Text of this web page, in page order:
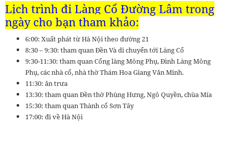
Lịch trình đi Làng Cổ Đường Lâm trong
ngày cho bạn tham khảo:
6:00: Xuất phát từ Hà Nội theo đường 21
8:30 – 9:30: tham quan Đền Và di chuyển tới Làng Cổ
9:30-11:30: tham quan Cổng làng Mông Phụ, Đình Làng Mông
Phụ, các nhà cổ, nhà thờ Thám Hoa Giang Văn Minh.
11:30: ăn trưa
13:30: tham quan Đền thờ Phùng Hưng, Ngô Quyền, chùa Mía
15:30: tham quan Thành cổ Sơn Tây
17:00: đi về Hà Nội